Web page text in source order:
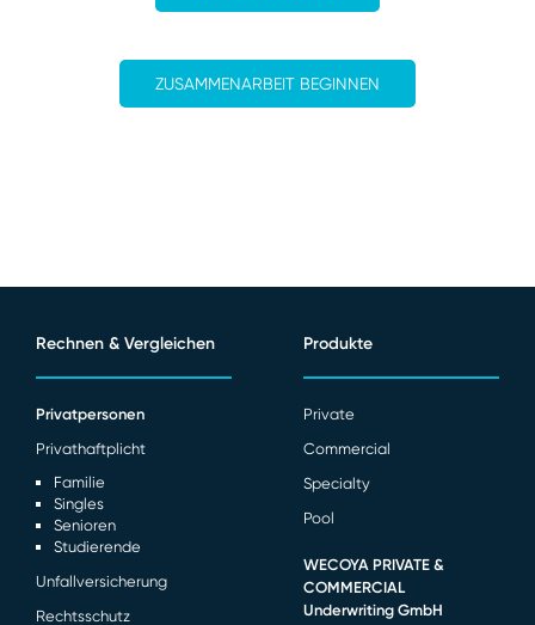
ZUSAMMENARBEIT BEGINNEN
Rechnen & Vergleichen
Privatpersonen
Privathaftplicht
Familie
Singles
Senioren
Studierende
Unfallversicherung
Rechtsschutz
Produkte
Private
Commercial
Specialty
Pool
WECOYA PRIVATE &
COMMERCIAL
Underwriting GmbH